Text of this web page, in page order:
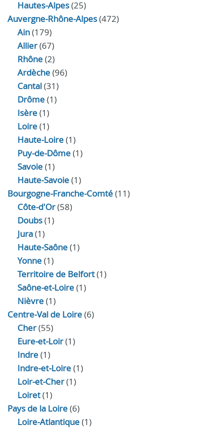
Hautes-Alpes(25)
Auvergne-Rhône-Alpes(472)
Ain(179)
Allier(67)
Rhône(2)
Ardèche(96)
Cantal(31)
Drôme(1)
Isère(1)
Loire(1)
Haute-Loire(1)
Puy-de-Dôme(1)
Savoie(1)
Haute-Savoie(1)
Bourgogne-Franche-Comté(11)
Côte-d'Or(58)
Doubs(1)
Jura(1)
Haute‑Saône(1)
Yonne(1)
Territoire de Belfort(1)
Saône-et-Loire(1)
Nièvre(1)
Centre-Val de Loire(6)
Cher(55)
Eure‑et‑Loir(1)
Indre(1)
Indre‑et‑Loire(1)
Loir‑et‑Cher(1)
Loiret(1)
Pays de la Loire(6)
Loire-Atlantique(1)